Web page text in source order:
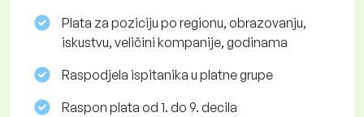
Plata za poziciju po regionu, obrazovanju,
iskustvu, veličini kompanije, godinama
Raspodjela ispitanika u platne grupe
Raspon plata od 1. do 9. decila